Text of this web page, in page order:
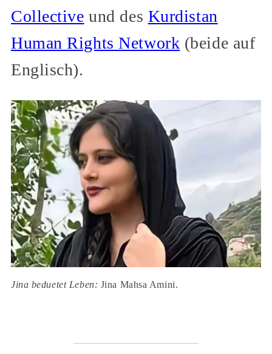
Collective und des Kurdistan
Human Rights Network (beide auf
Englisch).
Jina beduetet Leben: Jina Mahsa Amini.